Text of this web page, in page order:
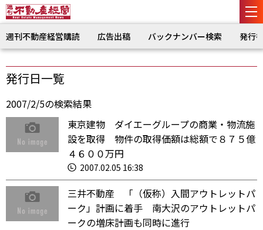
週刊不動産経営購読 広告出稿 バックナンバー検索 発行
発行日一覧
2007/2/5の検索結果
東京建物 ダイエーグループの商業・物流施
設を取得 物件の取得価額は総額で８７５億
４６００万円
2007.02.05 16:38
三井不動産 「（仮称）入間アウトレットパ
ーク」計画に着手 南大沢のアウトレットパ
ークの増床計画も同時に進行